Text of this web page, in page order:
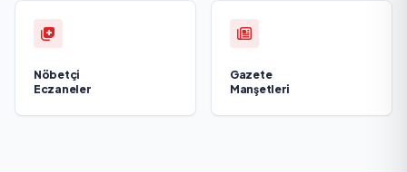
Nöbetçi
Eczaneler
Gazete
Manşetleri